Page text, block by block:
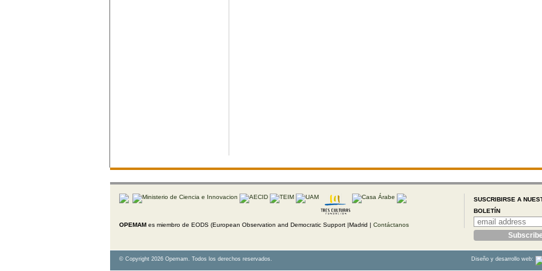
OPEMAM es miembro de EODS (European Observation and Democratic Support |Madrid | Contáctanos
SUSCRIBIRSE A
BOLETÍN
© Copyright 2026 Opemam. Todos los derechos reservados. Diseño y desarrollo web: